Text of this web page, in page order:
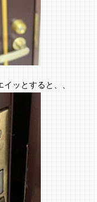
ッとすると、、